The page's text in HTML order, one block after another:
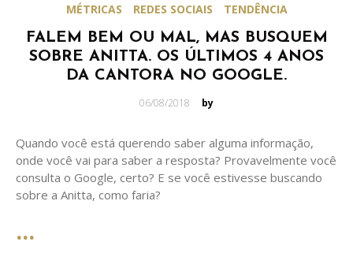
MÉTRICAS
REDES SOCIAIS TENDÊNCIA
FALEM BEM OU MAL, MAS BUSQUEM
SOBRE ANITTA. OS ÚLTIMOS 4 ANOS
DA CANTORA NO GOOGLE.
Posted
06/08/2018 by
Quando você está querendo saber alguma informação,
onde você vai para saber a resposta? Provavelmente você
consulta o Google, certo? E se você estivesse buscando
sobre a Anitta, como faria?